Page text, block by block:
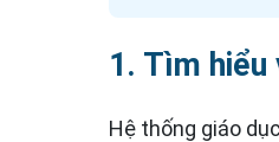
1. Tìm
Hệ thống giáo